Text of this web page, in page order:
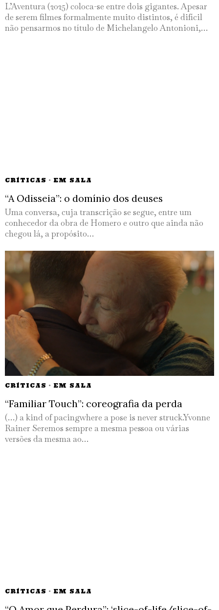
L’Aventura (2025) coloca-se entre dois gigantes. Apesar
de serem filmes formalmente muito distintos, é difícil
não pensarmos no título de Michelangelo Antonioni,…
CRÍTICAS · EM SALA
“A Odisseia”: o domínio dos deuses
Uma conversa, cuja transcrição se segue, entre um
conhecedor da obra de Homero e outro que ainda não
chegou lá, a propósito…
CRÍTICAS · EM SALA
“Familiar Touch”: coreografia da perda
(…) a kind of pacingwhere a pose is never struck.Yvonne
Rainer Seremos sempre a mesma pessoa ou várias
versões da mesma ao…
CRÍTICAS · EM SALA